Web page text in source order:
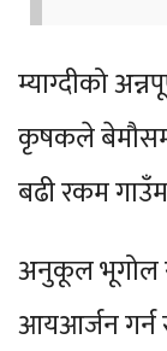
म्याग्दीको
कृषकले
बढी रकम
अनुकूल भूगोल र
आयआर्जन गर्न